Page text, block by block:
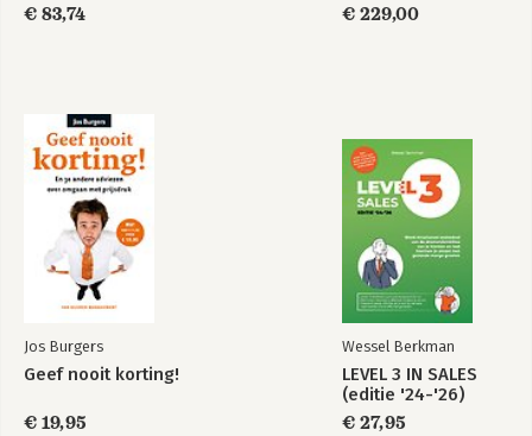
€ 83,74
€ 229,00
Jos Burgers
Geef nooit korting!
€ 19,95
Wessel Berkman
LEVEL 3 IN SALES
(editie '24-'26)
€ 27,95